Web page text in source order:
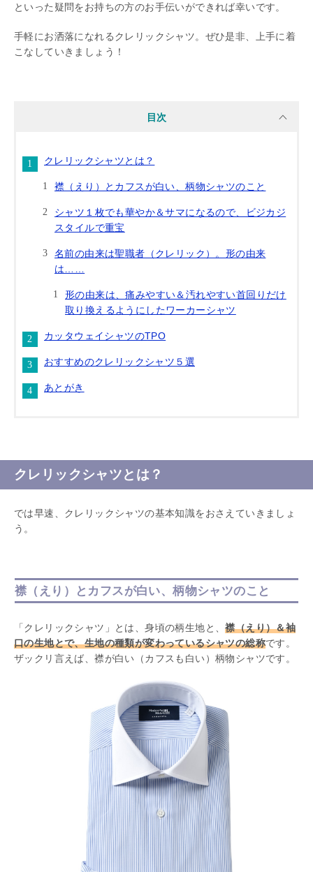
といった疑問をお持ちの方のお手伝いができれば幸いです。
手軽にお洒落になれるクレリックシャツ。ぜひ是非、上手に着
こなしていきましょう！
目次
クレリックシャツとは？
襟（えり）とカフスが白い、柄物シャツのこと
シャツ１枚でも華やか＆サマになるので、ビジカジ
スタイルで重宝
名前の由来は聖職者（クレリック）。形の由来
は……
形の由来は、痛みやすい＆汚れやすい首回りだけ
取り換えるようにしたワーカーシャツ
カッタウェイシャツのTPO
おすすめのクレリックシャツ５選
あとがき
クレリックシャツとは？
では早速、クレリックシャツの基本知識をおさえていきましょ
う。
襟（えり）とカフスが白い、柄物シャツのこと
「クレリックシャツ」とは、身頃の柄生地と、襟（えり）＆袖
口の生地とで、生地の種類が変わっているシャツの総称です。
ザックリ言えば、襟が白い（カフスも白い）柄物シャツです。